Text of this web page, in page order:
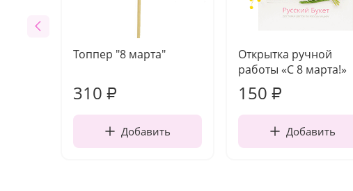
Топпер "8 марта"
310 ₽
Добавить
Открытка ручной
работы «С 8 марта!»
150 ₽
Добавить